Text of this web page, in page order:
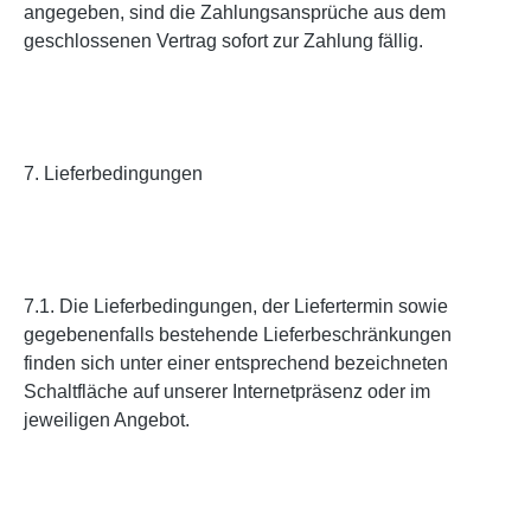
angegeben, sind die Zahlungsansprüche aus dem
geschlossenen Vertrag sofort zur Zahlung fällig.
7. Lieferbedingungen
7.1. Die Lieferbedingungen, der Liefertermin sowie
gegebenenfalls bestehende Lieferbeschränkungen
finden sich unter einer entsprechend bezeichneten
Schaltfläche auf unserer Internetpräsenz oder im
jeweiligen Angebot.